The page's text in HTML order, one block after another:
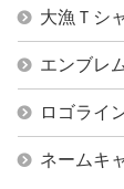
大漁Ｔシ
エンブレ
ロゴライ
ネームキ